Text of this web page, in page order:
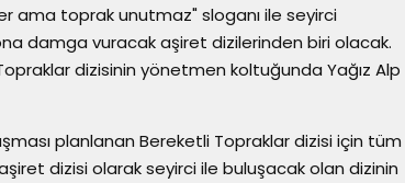
ama toprak unutmaz" sloganı ile seyirci
damga vuracak aşiret dizilerinden biri olacak.
dizisinin yönetmen koltuğunda Yağız Alp
planlanan Bereketli Topraklar dizisi için tüm
dizisi olarak seyirci ile buluşacak olan dizinin